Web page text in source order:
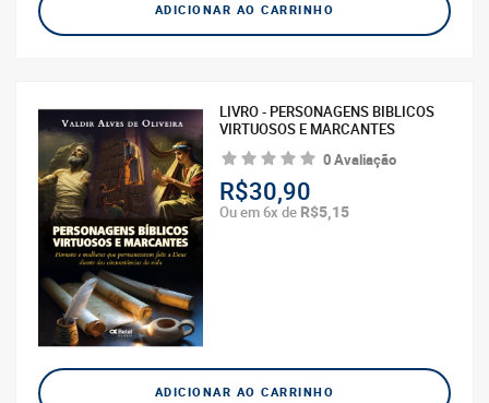
ADICIONAR AO CARRINHO
LIVRO - PERSONAGENS BIBLICOS
VIRTUOSOS E MARCANTES
0 Avaliação
R$30,90
Ou em 6x de R$5,15
ADICIONAR AO CARRINHO